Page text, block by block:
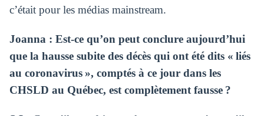
c’était pour les médias mainstream.
Joanna : Est-ce qu’on peut conclure aujourd’hui
que la hausse subite des décès qui ont été dits « liés
au coronavirus », comptés à ce jour dans les
CHSLD au Québec, est complètement fausse ?